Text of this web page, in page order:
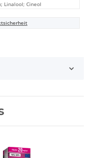
Linalool; Cineol